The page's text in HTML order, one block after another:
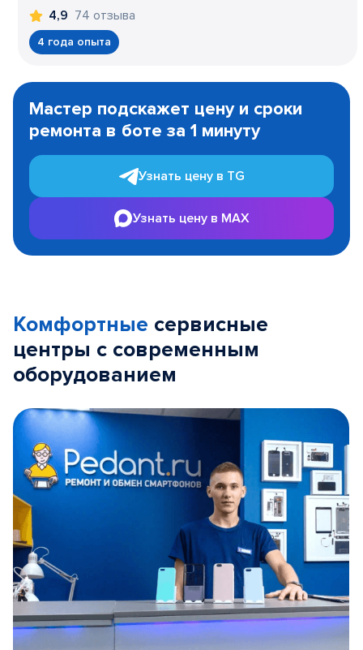
4,9 74 отзыва
4 года опыта
1
Мастер подскажет цену и сроки
ремонта в боте за 1 минуту
Узнать цену в TG
Узнать цену в MAX
Комфортные сервисные
центры с современным
оборудованием